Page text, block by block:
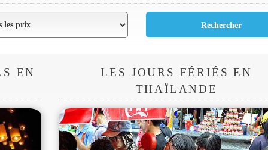
EN
LES JOURS FÉRIÉS EN
THAÏLANDE